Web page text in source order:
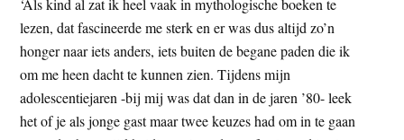
‘Als kind al zat ik heel vaak in mythologische boeken te
lezen, dat fascineerde me sterk en er was dus altijd zo’n
honger naar iets anders, iets buiten de begane paden die ik
om me heen dacht te kunnen zien. Tijdens mijn
adolescentiejaren -bij mij was dat dan in de jaren ’80- leek
het of je als jonge gast maar twee keuzes had om in te gaan